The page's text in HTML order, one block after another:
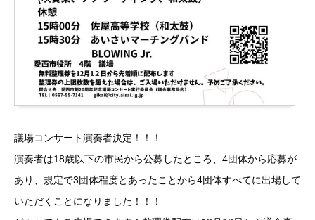
議場コンサート演奏者決定！！！
演奏者は18歳以下の市民から公募したところ、4団体から応募が
あり、規定で3団体程度とあったことから4団体すべてに出場して
いただくことになりました！！！